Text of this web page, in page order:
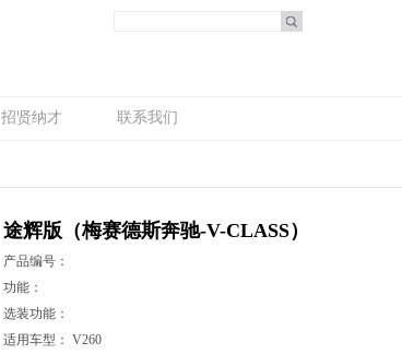
招贤纳才 联系我们
途辉版（梅赛德斯奔驰-V-CLASS）
产品编号：
功能：
选装功能：
适用车型： V260